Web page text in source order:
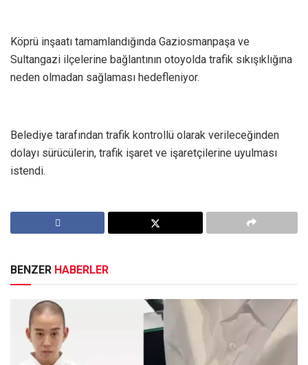
Köprü inşaatı tamamlandığında Gaziosmanpaşa ve
Sultangazi ilçelerine bağlantının otoyolda trafik sıkışıklığına
neden olmadan sağlaması hedefleniyor.
Belediye tarafından trafik kontrollü olarak verileceğinden
dolayı sürücülerin, trafik işaret ve işaretçilerine uyulması
istendi.
BENZER HABERLER